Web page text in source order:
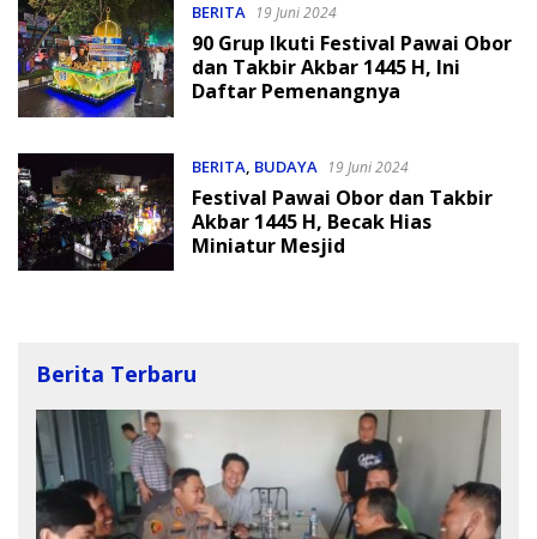
BERITA 19 Juni 2024
90 Grup Ikuti Festival Pawai Obor
dan Takbir Akbar 1445 H, Ini
Daftar Pemenangnya
BERITA, BUDAYA 19 Juni 2024
Festival Pawai Obor dan Takbir
Akbar 1445 H, Becak Hias
Miniatur Mesjid
Berita Terbaru